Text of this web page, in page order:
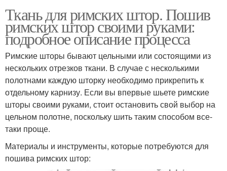
Ткань для римских штор. Пошив
римских штор своими руками:
подробное описание процесса
Римские шторы бывают цельными или состоящими из
нескольких отрезков ткани. В случае с несколькими
полотнами каждую шторку необходимо прикрепить к
отдельному карнизу. Если вы впервые шьете римские
шторы своими руками, стоит остановить свой выбор на
цельном полотне, поскольку шить таким способом все-
таки проще.
Материалы и инструменты, которые потребуются для
пошива римских штор: